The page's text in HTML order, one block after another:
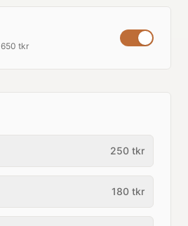
650 tkr
250 tkr
180 tkr